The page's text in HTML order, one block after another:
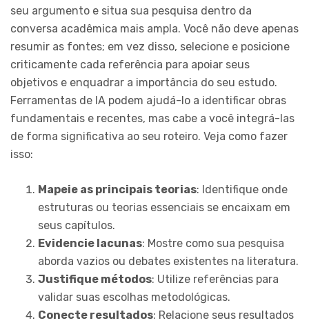
seu argumento e situa sua pesquisa dentro da
conversa acadêmica mais ampla. Você não deve apenas
resumir as fontes; em vez disso, selecione e posicione
criticamente cada referência para apoiar seus
objetivos e enquadrar a importância do seu estudo.
Ferramentas de IA podem ajudá-lo a identificar obras
fundamentais e recentes, mas cabe a você integrá-las
de forma significativa ao seu roteiro. Veja como fazer
isso:
Mapeie as principais teorias: Identifique onde
estruturas ou teorias essenciais se encaixam em
seus capítulos.
Evidencie lacunas: Mostre como sua pesquisa
aborda vazios ou debates existentes na literatura.
Justifique métodos: Utilize referências para
validar suas escolhas metodológicas.
Conecte resultados: Relacione seus resultados